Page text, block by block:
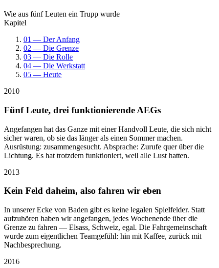
Wie aus fünf Leuten ein Trupp wurde
Kapitel
01 — Der Anfang
02 — Die Grenze
03 — Die Rolle
04 — Die Werkstatt
05 — Heute
2010
Fünf Leute, drei funktionierende AEGs
Angefangen hat das Ganze mit einer Handvoll Leute, die sich nicht
sicher waren, ob sie das länger als einen Sommer machen.
Ausrüstung: zusammengesucht. Absprache: Zurufe quer über die
Lichtung. Es hat trotzdem funktioniert, weil alle Lust hatten.
2013
Kein Feld daheim, also fahren wir eben
In unserer Ecke von Baden gibt es keine legalen Spielfelder. Statt
aufzuhören haben wir angefangen, jedes Wochenende über die
Grenze zu fahren — Elsass, Schweiz, egal. Die Fahrgemeinschaft
wurde zum eigentlichen Teamgefühl: hin mit Kaffee, zurück mit
Nachbesprechung.
2016